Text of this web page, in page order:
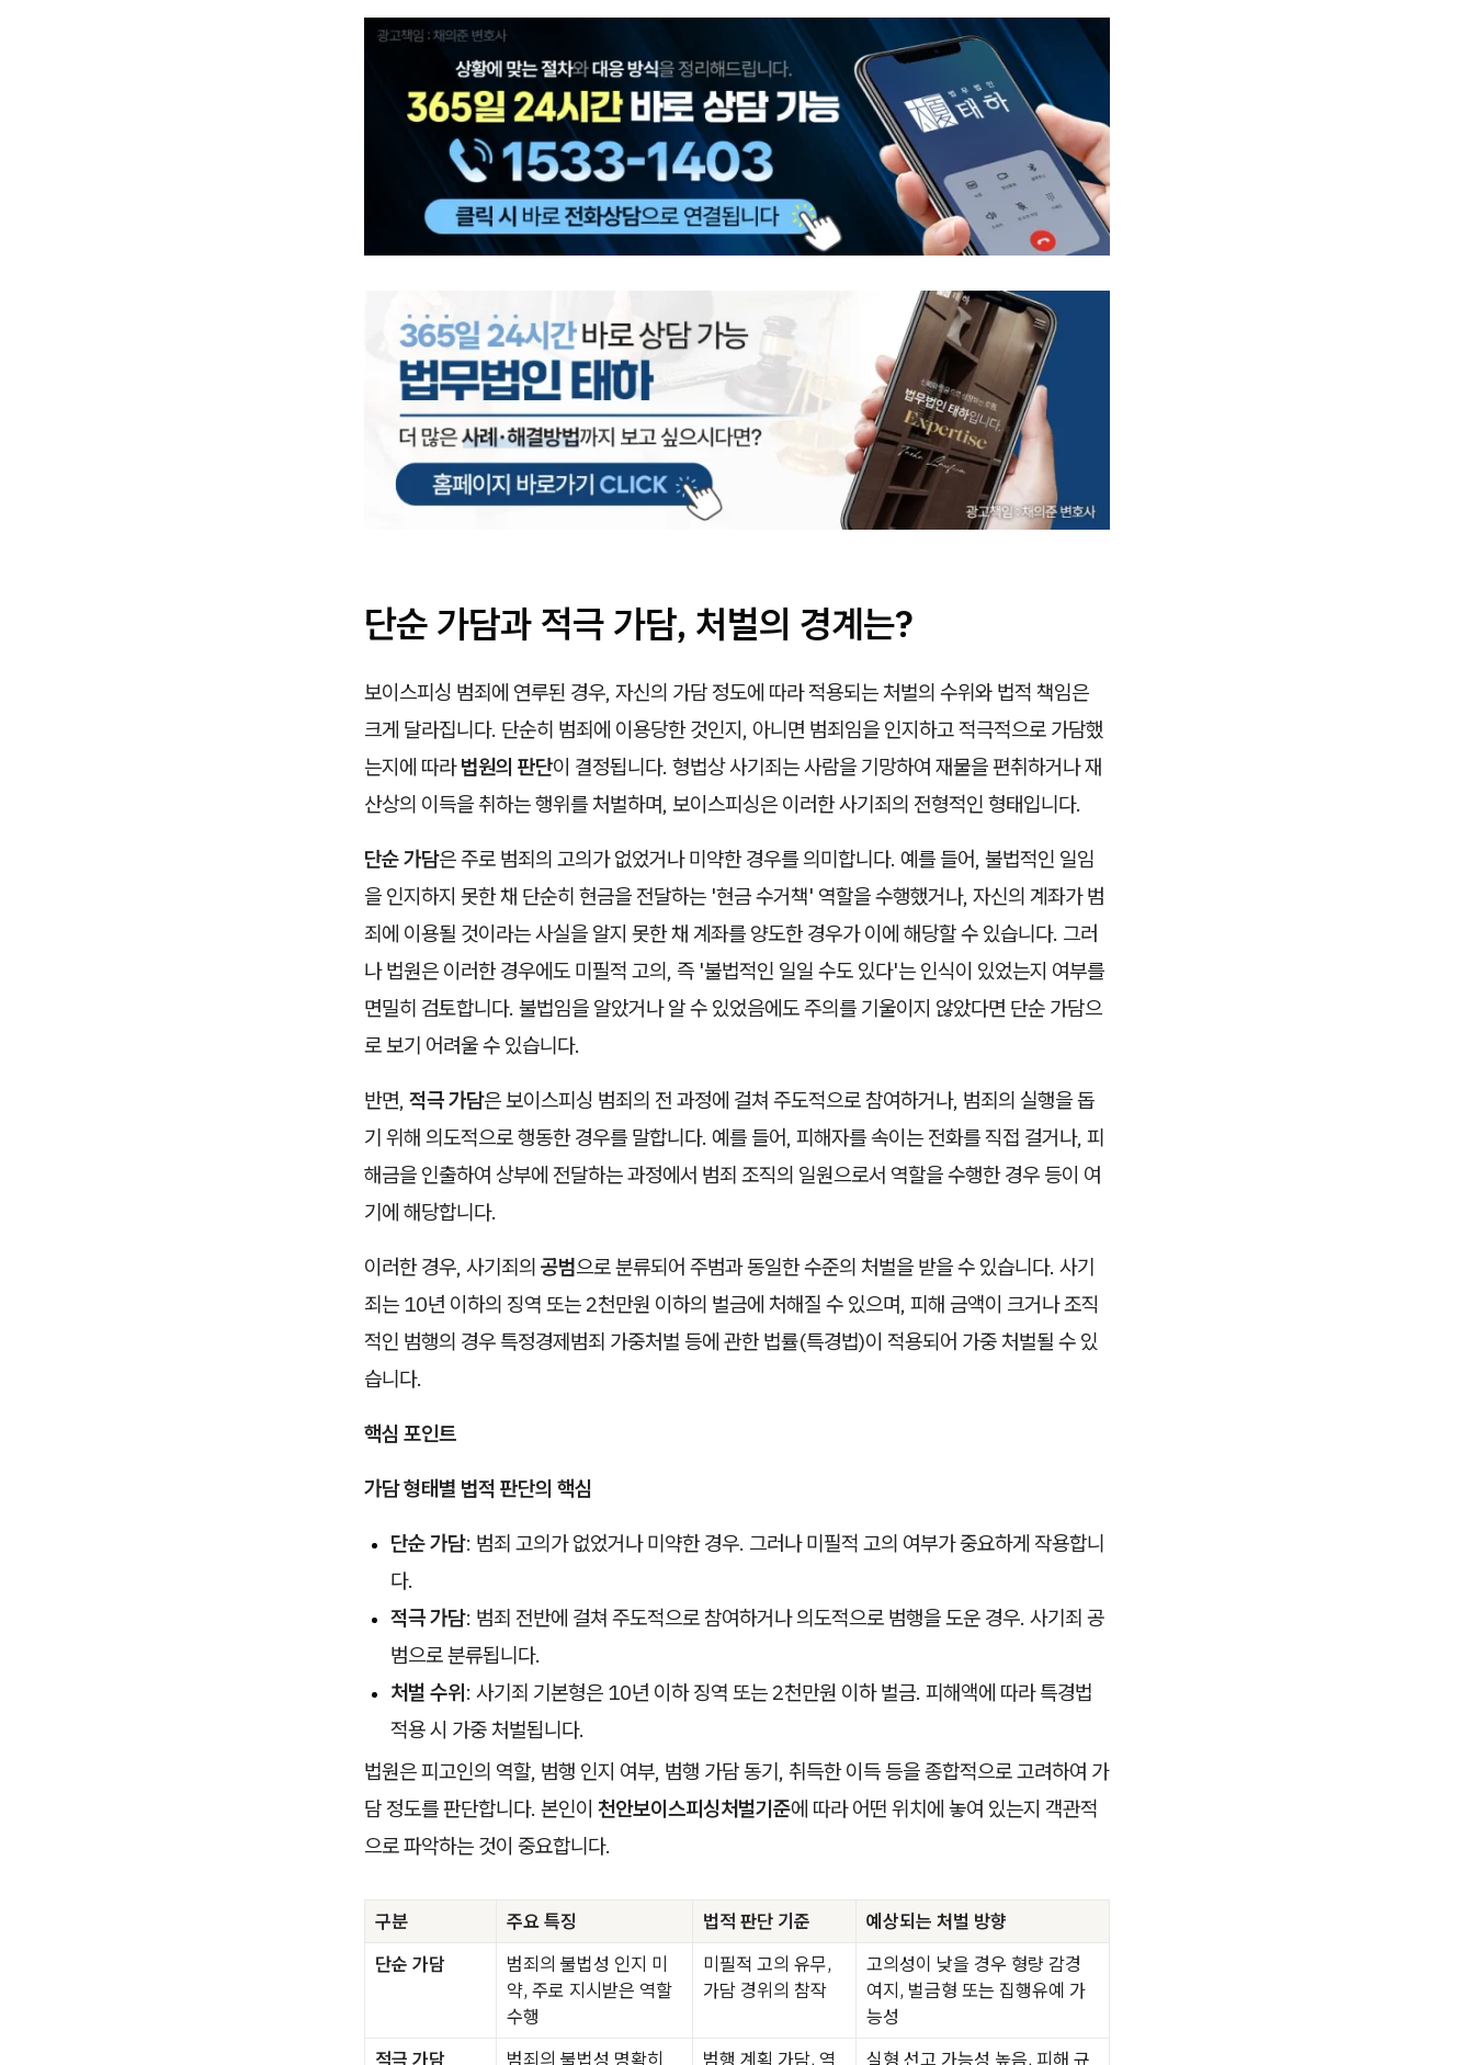
단순 가담과 적극 가담, 처벌의 경계는?
보이스피싱 범죄에 연루된 경우, 자신의 가담 정도에 따라 적용되는 처벌의 수위와 법적 책임은
크게 달라집니다. 단순히 범죄에 이용당한 것인지, 아니면 범죄임을 인지하고 적극적으로 가담했
는지에 따라법원의 판단이 결정됩니다. 형법상 사기죄는 사람을 기망하여 재물을 편취하거나 재
산상의 이득을 취하는 행위를 처벌하며, 보이스피싱은 이러한 사기죄의 전형적인 형태입니다.
단순 가담은 주로 범죄의 고의가 없었거나 미약한 경우를 의미합니다. 예를 들어, 불법적인 일임
을 인지하지 못한 채 단순히 현금을 전달하는 '현금 수거책' 역할을 수행했거나, 자신의 계좌가 범
죄에 이용될 것이라는 사실을 알지 못한 채 계좌를 양도한 경우가 이에 해당할 수 있습니다. 그러
나 법원은 이러한 경우에도 미필적 고의, 즉 '불법적인 일일 수도 있다'는 인식이 있었는지 여부를
면밀히 검토합니다. 불법임을 알았거나 알 수 있었음에도 주의를 기울이지 않았다면 단순 가담으
로 보기 어려울 수 있습니다.
반면, 적극 가담은 보이스피싱 범죄의 전 과정에 걸쳐 주도적으로 참여하거나, 범죄의 실행을 돕
기 위해 의도적으로 행동한 경우를 말합니다. 예를 들어, 피해자를 속이는 전화를 직접 걸거나, 피
해금을 인출하여 상부에 전달하는 과정에서 범죄 조직의 일원으로서 역할을 수행한 경우 등이 여
기에 해당합니다.
이러한 경우, 사기죄의 공범으로 분류되어 주범과 동일한 수준의 처벌을 받을 수 있습니다. 사기
죄는 10년 이하의 징역 또는 2천만원 이하의 벌금에 처해질 수 있으며, 피해 금액이 크거나 조직
적인 범행의 경우 특정경제범죄 가중처벌 등에 관한 법률(특경법)이 적용되어 가중 처벌될 수 있
습니다.
핵심 포인트
가담 형태별 법적 판단의 핵심
단순 가담: 범죄 고의가 없었거나 미약한 경우. 그러나 미필적 고의 여부가 중요하게 작용합니
다.
적극 가담: 범죄 전반에 걸쳐 주도적으로 참여하거나 의도적으로 범행을 도운 경우. 사기죄 공
범으로 분류됩니다.
처벌 수위: 사기죄 기본형은 10년 이하 징역 또는 2천만원 이하 벌금. 피해액에 따라 특경법
적용 시 가중 처벌됩니다.
법원은 피고인의 역할, 범행 인지 여부, 범행 가담 동기, 취득한 이득 등을 종합적으로 고려하여 가
담 정도를 판단합니다. 본인이 천안보이스피싱처벌기준에 따라 어떤 위치에 놓여 있는지 객관적
으로 파악하는 것이 중요합니다.
구분 주요 특징 법적 판단 기준
예상되는 처벌 방향
단순 가담
범죄의 불법성 인지 미
약, 주로 지시받은 역할
수행
미필적 고의 유무,
가담 경위의 참작
고의성이 낮을 경우 형량 감경
여지, 벌금형 또는 집행유예 가
능성
적극 가담
범죄의 불법성 명확히 범행 계획 가담, 역 실형 선고 가능성 높음, 피해 규